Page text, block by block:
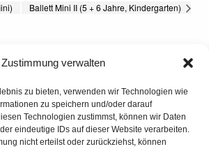
Zustimmung verwalten
zu bieten, verwenden wir Technologien wie
zu speichern und/oder darauf
Technologien zustimmst, können wir Daten
eindeutige IDs auf dieser Website verarbeiten.
nicht erteilst oder zurückziehst, können
Ballett Mini II (5 + 6 Jahre, Kindergarten)